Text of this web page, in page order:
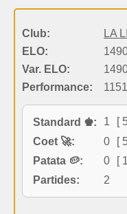
Club:
LA
ELO:
Var. ELO:
Performance:
1151
Standard ♚: 1
[
Coet 🚀:
0
[
Patata 🥔:
0
[
Partides:
2